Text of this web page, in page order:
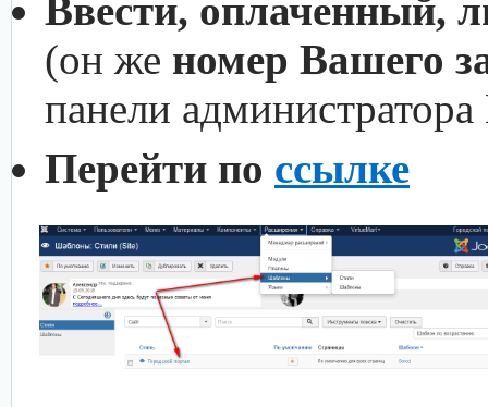
Ввести, оплаченный,
(он же номер Вашего
панели
Перейти по ссылке